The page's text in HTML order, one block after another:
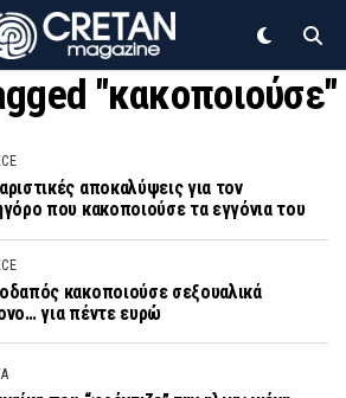
"κακοποιούσε"
αποκαλύψεις για τον
που κακοποιούσε τα εγγόνια του
κακοποιούσε σεξουαλικά
για πέντε ευρώ